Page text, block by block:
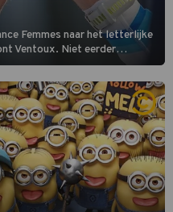
Femmes naar het letterlijke
Ventoux. Niet eerder
op deze kale col uit de
slotklim is vlak.